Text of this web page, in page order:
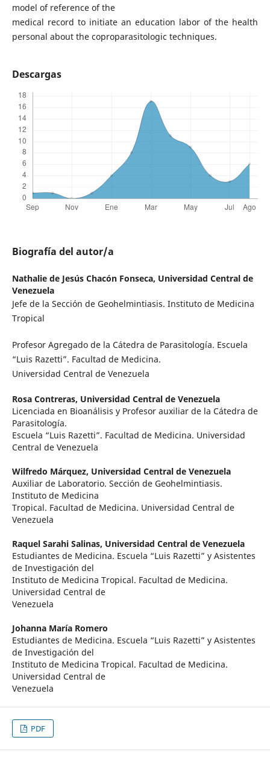
model of reference of the
medical record to initiate an education labor of the health
personal about the coproparasitologic techniques.
Descargas
Biografía del autor/a
Nathalie de Jesús Chacón Fonseca, Universidad Central de
Venezuela
Jefe de la Sección de Geohelmintiasis. Instituto de Medicina
Tropical
Profesor Agregado de la Cátedra de Parasitología. Escuela
“Luis Razetti”. Facultad de Medicina.
Universidad Central de Venezuela
Rosa Contreras, Universidad Central de Venezuela
Licenciada en Bioanálisis y Profesor auxiliar de la Cátedra de
Parasitología.
Escuela “Luis Razetti”. Facultad de Medicina. Universidad
Central de Venezuela
Wilfredo Márquez, Universidad Central de Venezuela
Auxiliar de Laboratorio. Sección de Geohelmintiasis.
Instituto de Medicina
Tropical. Facultad de Medicina. Universidad Central de
Venezuela
Raquel Sarahi Salinas, Universidad Central de Venezuela
Estudiantes de Medicina. Escuela “Luis Razetti” y Asistentes
de Investigación del
Instituto de Medicina Tropical. Facultad de Medicina.
Universidad Central de
Venezuela
Johanna María Romero
Estudiantes de Medicina. Escuela “Luis Razetti” y Asistentes
de Investigación del
Instituto de Medicina Tropical. Facultad de Medicina.
Universidad Central de
Venezuela
PDF